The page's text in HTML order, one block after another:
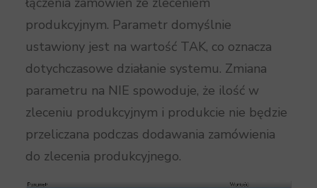
produkcyjnym. Parametr domyślnie
ustawiony jest na wartość TAK, co oznacza
dotychczasowe działanie systemu. Zmiana
parametru na NIE spowoduje, że ilość w
zleceniu produkcyjnym i produkcie nie będzie
przeliczana podczas dodawania zamówienia
do zlecenia produkcyjnego.